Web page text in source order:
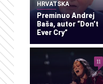
HRVATSKA
Preminuo Andrej
Baša, autor “Don’t
Ever Cry”
11